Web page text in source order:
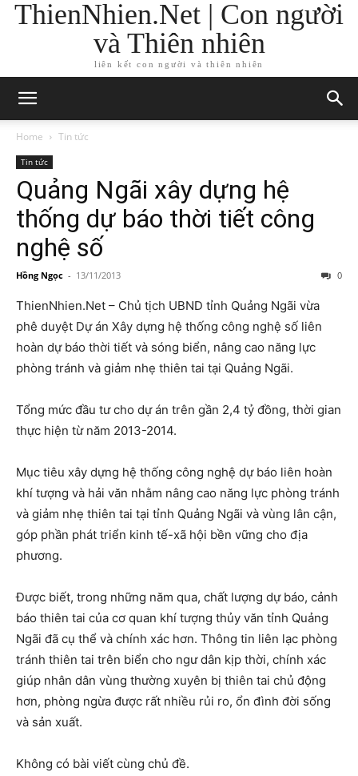
ThienNhien.Net | Con người
và Thiên nhiên
liên kết con người và thiên nhiên
Home Tin tức
Tin tức
Quảng Ngãi xây dựng hệ
thống dự báo thời tiết công
nghệ số
Hồng Ngọc - 13/11/2013 0
ThienNhien.Net – Chủ tịch UBND tỉnh Quảng Ngãi vừa
phê duyệt Dự án Xây dựng hệ thống công nghệ số liên
hoàn dự báo thời tiết và sóng biển, nâng cao năng lực
phòng tránh và giảm nhẹ thiên tai tại Quảng Ngãi.
Tổng mức đầu tư cho dự án trên gần 2,4 tỷ đồng, thời gian
thực hiện từ năm 2013-2014.
Mục tiêu xây dựng hệ thống công nghệ dự báo liên hoàn
khí tượng và hải văn nhằm nâng cao năng lực phòng tránh
và giảm nhẹ thiên tai tại tỉnh Quảng Ngãi và vùng lân cận,
góp phần phát triển kinh tế-xã hội bền vững cho địa
phương.
Được biết, trong những năm qua, chất lượng dự báo, cảnh
báo thiên tai của cơ quan khí tượng thủy văn tỉnh Quảng
Ngãi đã cụ thể và chính xác hơn. Thông tin liên lạc phòng
tránh thiên tai trên biển cho ngư dân kịp thời, chính xác
giúp nhân dân vùng thường xuyên bị thiên tai chủ động
hơn, phòng ngừa được rất nhiều rủi ro, ổn đình đời sống
và sản xuất.
Không có bài viết cùng chủ đề.